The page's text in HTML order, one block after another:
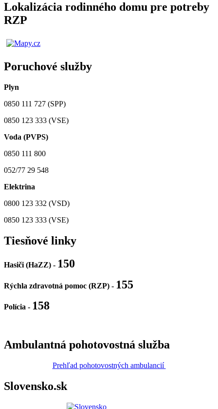
Lokalizácia rodinného domu pre potreby
RZP
Poruchové služby
Plyn
0850 111 727 (SPP)
0850 123 333 (VSE)
Voda (PVPS)
0850 111 800
052/77 29 548
Elektrina
0800 123 332 (VSD)
0850 123 333 (VSE)
Tiesňové linky
Hasiči (HaZZ) - 150
Rýchla zdravotná pomoc (RZP) - 155
Polícia - 158
Ambulantná pohotovostná služba
Prehľad pohotovostných ambulancií
Slovensko.sk